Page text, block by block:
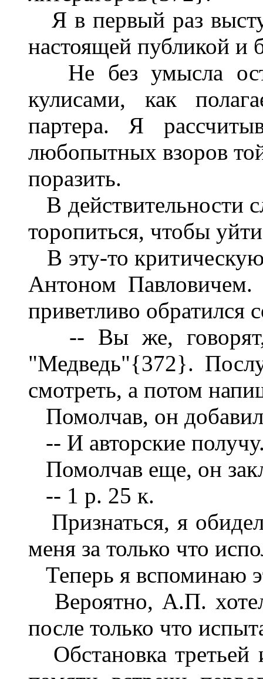
Я в первый раз
настоящей публикой и
Не без умысла
кулисами, как
партера. Я
любопытных взоров
поразить.
В действительности
торопиться, чтобы
В эту-то
Антоном
приветливо
-- Вы же, говорят,
"Медведь"{372}.
смотреть, а потом
Помолчав, он
-- И авторские
Помолчав еще, он
-- 1 р. 25 к.
Признаться, я
меня за только что
Теперь я вспоминаю
Вероятно, А.П.
после только что
Обстановка третьей